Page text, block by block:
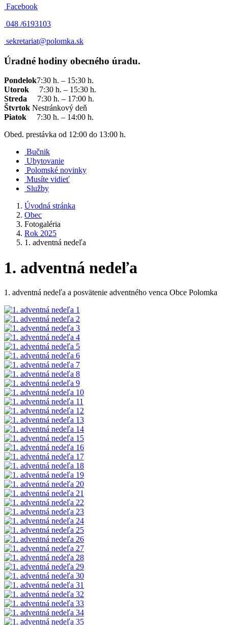
Facebook
048 /6193103
sekretariat@polomka.sk
Úradné hodiny obecného úradu.
Pondelok7:30 h. – 15:30 h.
Utorok 7:30 h. – 15:30 h.
Streda 7:30 h. – 17:00 h.
Štvrtok Nestránkový deň
Piatok
7:30 h. – 14:00 h.
Obed. prestávka od 12:00 do 13:00 h.
Bučnik
Ubytovanie
Polomské novinky
Musíte vidieť
Služby
Úvodná stránka
Obec
Fotogaléria
Rok 2025
1. adventná nedeľa
1. adventná nedeľa
1. adventná nedeľa a posvätenie adventného venca Obce Polomka